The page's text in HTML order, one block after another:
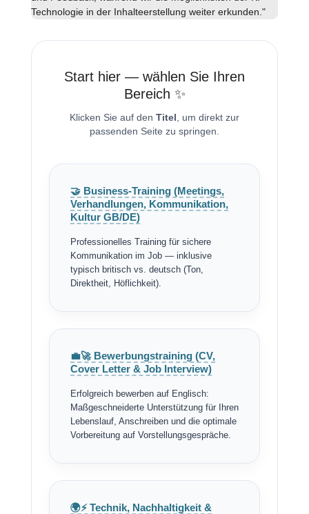
Technologie in der Inhalteerstellung weiter erkunden."
Start hier — wählen Sie Ihren
Bereich ✨
Klicken Sie auf den Titel
, um direkt zur
passenden Seite zu springen.
🤝 Business-Training (Meetings,
Verhandlungen, Kommunikation,
Kultur GB/DE)
Professionelles Training für sichere
Kommunikation im Job — inklusive
typisch britisch vs. deutsch (Ton,
Direktheit, Höflichkeit).
💼🚀 Bewerbungstraining (CV,
Cover Letter & Job Interview)
Erfolgreich bewerben auf Englisch:
Maßgeschneiderte Unterstützung für Ihren
Lebenslauf, Anschreiben und die optimale
Vorbereitung auf Vorstellungsgespräche.
🌍⚡ Technik, Nachhaltigkeit &